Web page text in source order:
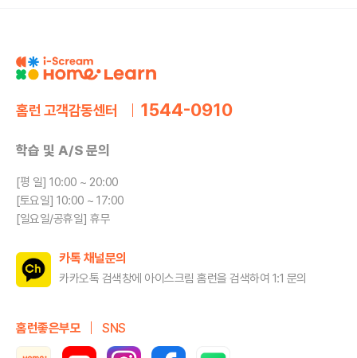
홈런 고객감동센터
학습 및 A/S 문의
[평 일] 10:00 ~ 20:00
[토요일] 10:00 ~ 17:00
[일요일/공휴일] 휴무
1544-0910
카톡 채널문의
카카오톡 검색창에 아이스크림 홈런을 검색하여 1:1 문의
홈런좋은부모 SNS